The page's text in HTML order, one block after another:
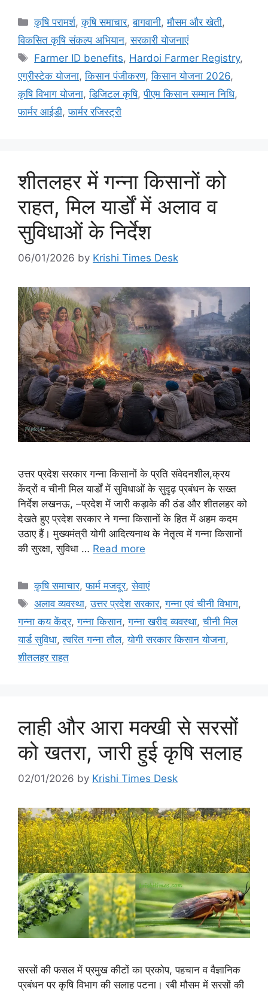
कृषि परामर्श,कृषि समाचार,बागवानी,मौसम और खेती,
विकसित कृषि संकल्प अभियान,सरकारी योजनाएं
Farmer ID benefits, Hardoi Farmer Registry,
एग्रीस्टेक योजना,किसान पंजीकरण,किसान योजना 2026,
कृषि विभाग योजना,डिजिटल कृषि,पीएम किसान सम्मान निधि,
फार्मर आईडी,फार्मर रजिस्ट्री
शीतलहर में गन्ना किसानों को
राहत, मिल यार्डों में अलाव व
सुविधाओं के निर्देश
06/01/2026 by Krishi Times Desk
उत्तर प्रदेश सरकार गन्ना किसानों के प्रति संवेदनशील,क्रय
केंद्रों व चीनी मिल यार्डों में सुविधाओं के सुदृढ़ प्रबंधन के सख्त
निर्देश लखनऊ, –प्रदेश में जारी कड़ाके की ठंड और शीतलहर को
देखते हुए प्रदेश सरकार ने गन्ना किसानों के हित में अहम कदम
उठाए हैं। मुख्यमंत्री योगी आदित्यनाथ के नेतृत्व में गन्ना किसानों
की सुरक्षा, सुविधा … Read more
कृषि समाचार,फार्म मजदूर,सेवाएं
अलाव व्यवस्था,उत्तर प्रदेश सरकार,गन्ना एवं चीनी विभाग,
गन्ना कय केंद्र,गन्ना किसान,गन्ना खरीद व्यवस्था,चीनी मिल
यार्ड सुविधा,त्वरित गन्ना तौल,योगी सरकार किसान योजना,
शीतलहर राहत
लाही और आरा मक्खी से सरसों
को खतरा, जारी हुई कृषि सलाह
02/01/2026 by Krishi Times Desk
सरसों की फसल में प्रमुख कीटों का प्रकोप, पहचान व वैज्ञानिक
प्रबंधन पर कृषि विभाग की सलाह पटना। रबी मौसम में सरसों की